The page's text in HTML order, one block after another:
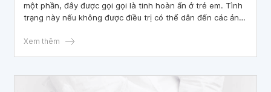
một phần, đây được gọi gọi là tinh hoàn ẩn ở trẻ em. Tình
trạng này nếu không được điều trị có thể dẫn đến các ảnh
Xem thêm